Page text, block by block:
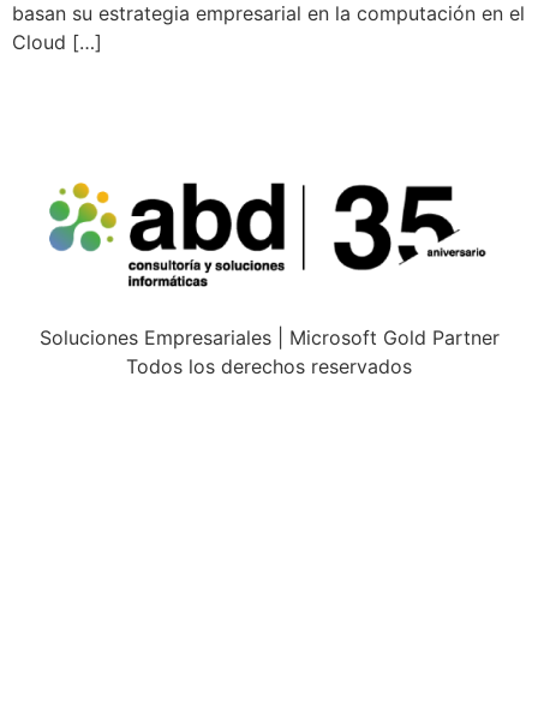
basan su estrategia empresarial en la computación en el
Cloud […]
Soluciones Empresariales | Microsoft Gold Partner
Todos los derechos reservados